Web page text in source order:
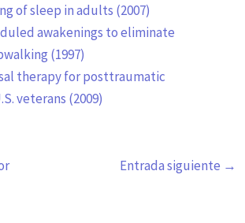
of sleep in adults (2007)
awakenings to eliminate
(1997)
therapy for posttraumatic
veterans (2009)
Entrada siguiente →